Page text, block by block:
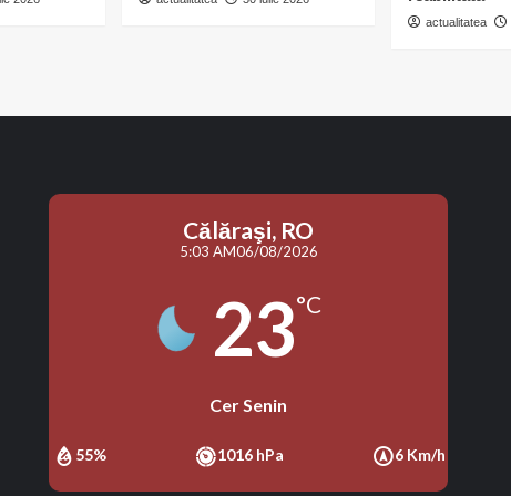
actualitatea
Călăraşi, RO
5:03 AM06/08/2026
23°C
Cer Senin
55% 1016 hPa 6 Km/h